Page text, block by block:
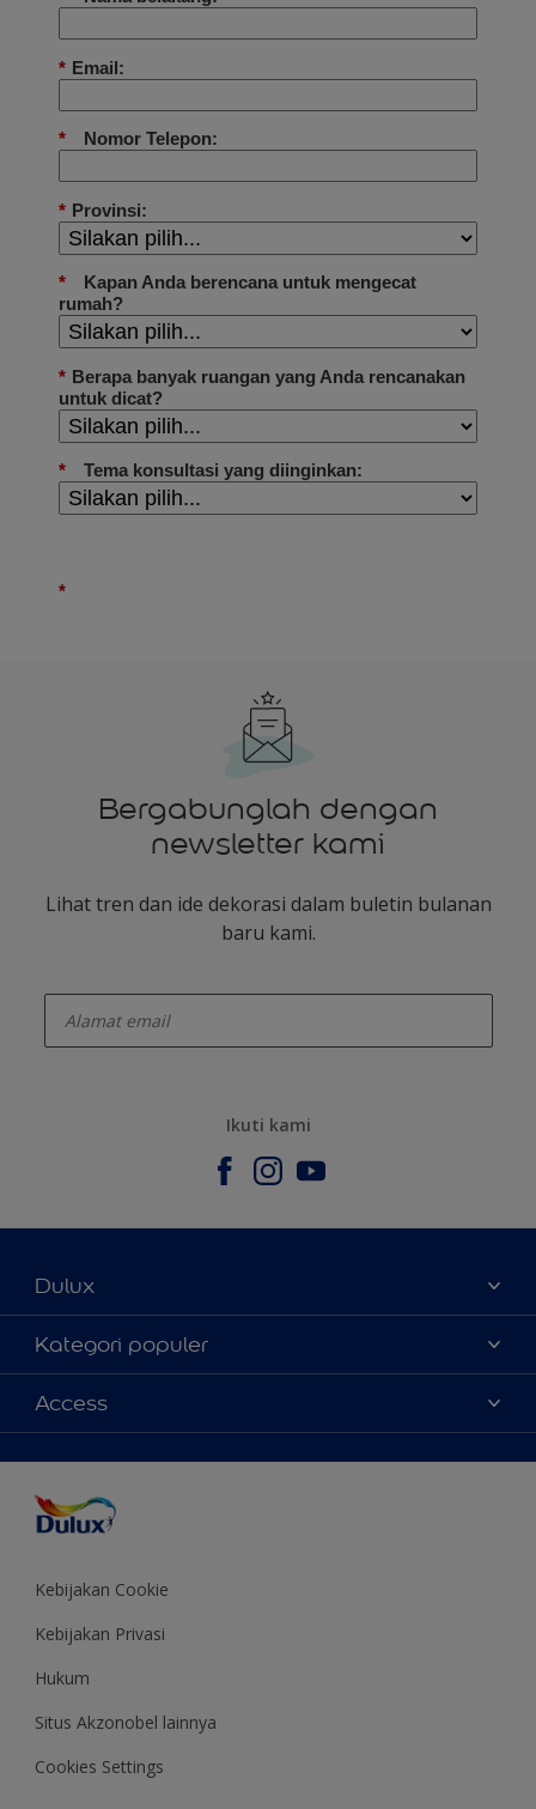
Bergabunglah dengan
newsletter kami
Lihat tren dan ide dekorasi dalam buletin bulanan
baru kami.
Ikuti kami
Dulux
Tentang Kami
Contact us
Temukan toko
Kategori populer
Warna
Produk
Inspirasi
Saran Mendekorasi
Colour of the Year
Access
Kebijakan Cookie
Kebijakan Privasi
Hukum
Situs Akzonobel lainnya
Cookies Settings